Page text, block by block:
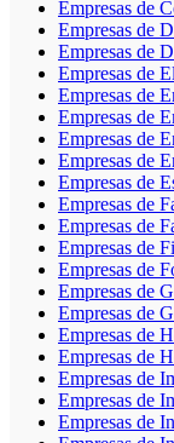
Empresas de
Empresas de
Empresas de
Empresas de
Empresas de
Empresas de
Empresas de
Empresas de
Empresas de
Empresas de
Empresas de
Empresas de
Empresas de
Empresas de
Empresas de
Empresas de
Empresas de
Empresas de
Empresas de
Empresas de